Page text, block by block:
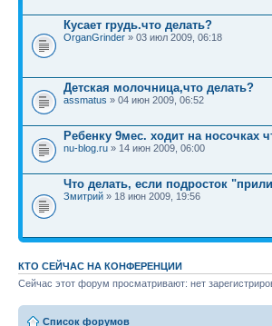
Кусает грудь.что делать?
OrganGrinder » 03 июл 2009, 06:18
Детская молочница,что делать?
assmatus » 04 июн 2009, 06:52
Ребенку 9мес. ходит на носочках
nu-blog.ru » 14 июн 2009, 06:00
Что делать, если подросток
Змитрий » 18 июн 2009, 19:56
КТО СЕЙЧАС НА КОНФЕРЕНЦИИ
Сейчас этот форум просматривают: нет
Список форумов